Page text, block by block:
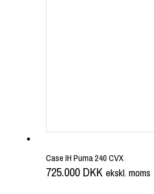
Case IH Puma 240 CVX
725.000 DKK ekskl. moms